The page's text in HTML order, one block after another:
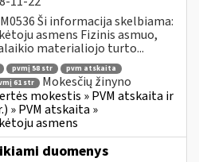
Ši informacija skelbiama:
asmens Fizinis asmuo,
materialiojo turto...
pvmį 58 str
pvm atskaita
61 str
Mokesčių žinyno
mokestis » PVM atskaita ir
» PVM atskaita »
asmens
duomenys